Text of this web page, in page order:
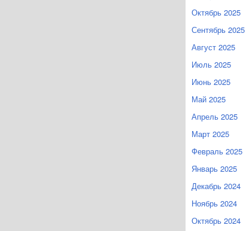
Октябрь 2025
Сентябрь 2025
Август 2025
Июль 2025
Июнь 2025
Май 2025
Апрель 2025
Март 2025
Февраль 2025
Январь 2025
Декабрь 2024
Ноябрь 2024
Октябрь 2024